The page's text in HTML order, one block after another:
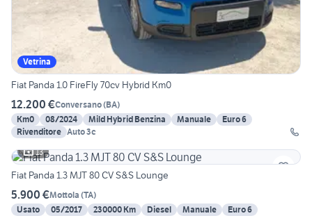
Vetrina
Fiat Panda 1.0 FireFly 70cv Hybrid Km0
12.200 €Conversano(BA)
Km0
08/2024 Mild Hybrid Benzina Manuale
Euro 6
Rivenditore Auto 3c
13
Fiat Panda 1.3 MJT 80 CV S&S Lounge
5.900 €Mottola (TA)
Usato
05/2017 230000 Km Diesel Manuale
Euro 6